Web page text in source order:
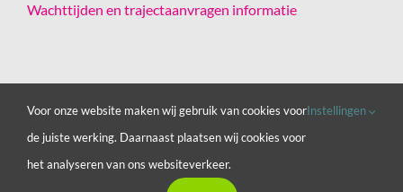
Wachttijden en trajectaanvragen informatie
Voor onze website maken wij gebruik van cookies voor
de juiste werking. Daarnaast plaatsen wij cookies voor
het analyseren van ons websiteverkeer.
Instellingen